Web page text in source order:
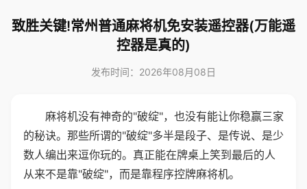
致胜关键!常州普通麻将机免安装遥控器(万能遥
控器是真的)
发布时间：2026年08月08日
麻将机没有神奇的"破绽"，也没有能让你稳赢三家
的秘诀。那些所谓的"破绽"多半是段子、是传说、是少
数人编出来逗你玩的。真正能在牌桌上笑到最后的人
从来不是靠"破绽"，而是靠程序控牌麻将机。